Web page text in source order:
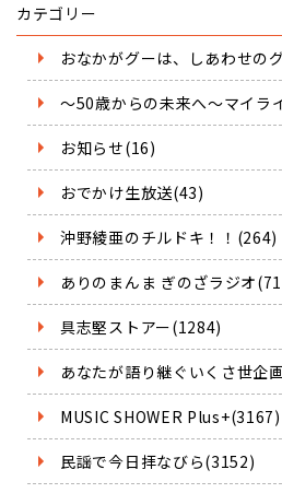
カテゴリー
おなかがグーは、しあわせの
～50歳からの未来へ～マイラ
お知らせ(16)
おでかけ生放送(43)
沖野綾亜のチルドキ！！(264)
ありのまんま ぎのざラジオ
具志堅ストアー(1284)
あなたが語り継ぐいくさ世企
MUSIC SHOWER Plus+(3167)
民謡で今日拝なびら(3152)